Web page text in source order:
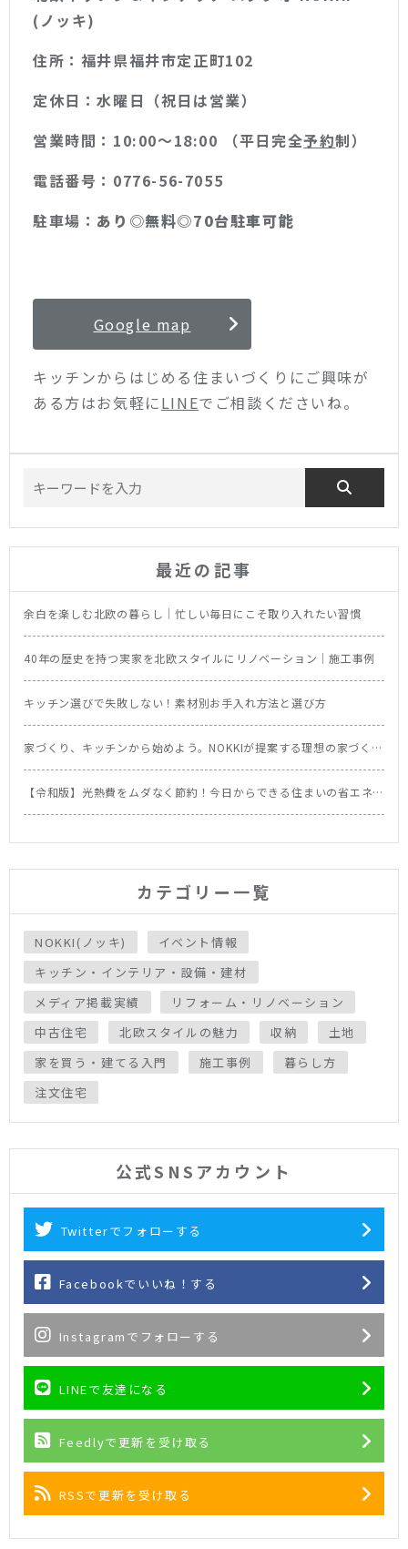
(ノッキ)
住所：福井県福井市定正町102
定休日：水曜日（祝日は営業）
営業時間：10:00〜18:00 （平日完全予約制）
電話番号：0776-56-7055
駐車場： あり◎無料◎70台駐車可能
Google map
キッチンからはじめる住まいづくりにご興味が
ある方はお気軽にLINEでご相談くださいね。
最近の記事
余白を楽しむ北欧の暮らし｜忙しい毎日にこそ取り入れたい習慣
40年の歴史を持つ実家を北欧スタイルにリノベーション｜施工事例
キッチン選びで失敗しない！素材別お手入れ方法と選び方
家づくり、キッチンから始めよう。NOKKIが提案する理想の家づくり
【令和版】光熱費をムダなく節約！今日からできる住まいの省エネ
カテゴリー一覧
NOKKI(ノッキ)
イベント情報
キッチン・インテリア・設備・建材
メディア掲載実績
リフォーム・リノベーション
中古住宅
北欧スタイルの魅力 収納
土地
家を買う・建てる入門
施工事例
暮らし方
注文住宅
公式SNSアカウント
Twitterでフォローする
Facebookでいいね！する
Instagramでフォローする
LINEで友達になる
Feedlyで更新を受け取る
RSSで更新を受け取る